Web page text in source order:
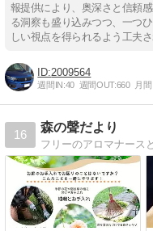
報提供により、奥深さと信頼
る洞察も盛り込みつつ、一つ
しい視点を得られるよう工夫さ
2009564
週間IN:40 週間OUT:660 月
16
森の聲だより